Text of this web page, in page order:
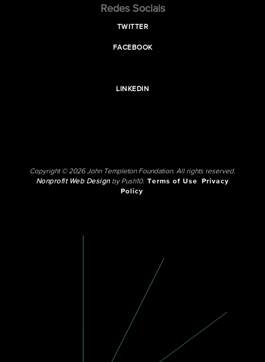
Redes Sociais
TWITTER
FACEBOOK
LINKEDIN
Copyright © 2026 John Templeton Foundation. All rights reserved.
Nonprofit Web Designby Push10. Terms of Use
Privacy
Policy